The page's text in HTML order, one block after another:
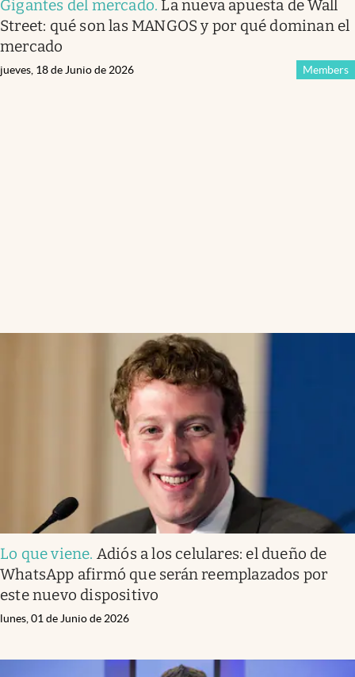
Gigantes del mercado. La nueva apuesta de Wall
Street: qué son las MANGOS y por qué dominan el
mercado
Members
jueves, 18 de Junio de 2026
Lo que viene. Adiós a los celulares: el dueño de
WhatsApp afirmó que serán reemplazados por
este nuevo dispositivo
lunes, 01 de Junio de 2026